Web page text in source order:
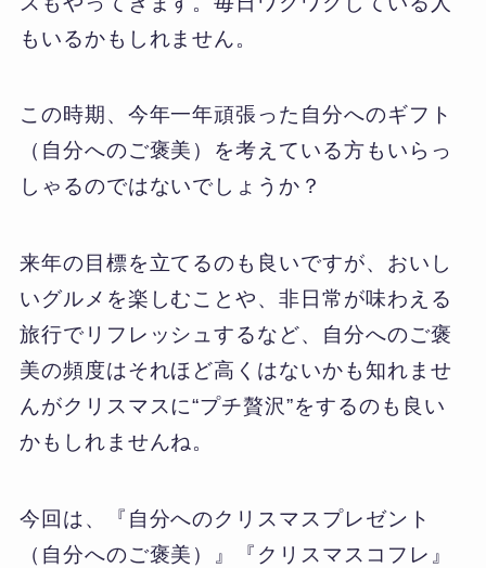
もいるかもしれません。
この時期、今年一年頑張った自分へのギフト
（自分へのご褒美）を考えている方もいらっ
しゃるのではないでしょうか？
来年の目標を立てるのも良いですが、おいし
いグルメを楽しむことや、非日常が味わえる
旅行でリフレッシュするなど、自分へのご褒
美の頻度はそれほど高くはないかも知れませ
んがクリスマスに“プチ贅沢”をするのも良い
かもしれませんね。
今回は、『自分へのクリスマスプレゼント
（自分へのご褒美）』『クリスマスコフレ』